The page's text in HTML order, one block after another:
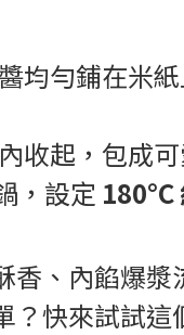
均勻鋪在米
收起，包成
，設定
香、內餡爆
？快來試試